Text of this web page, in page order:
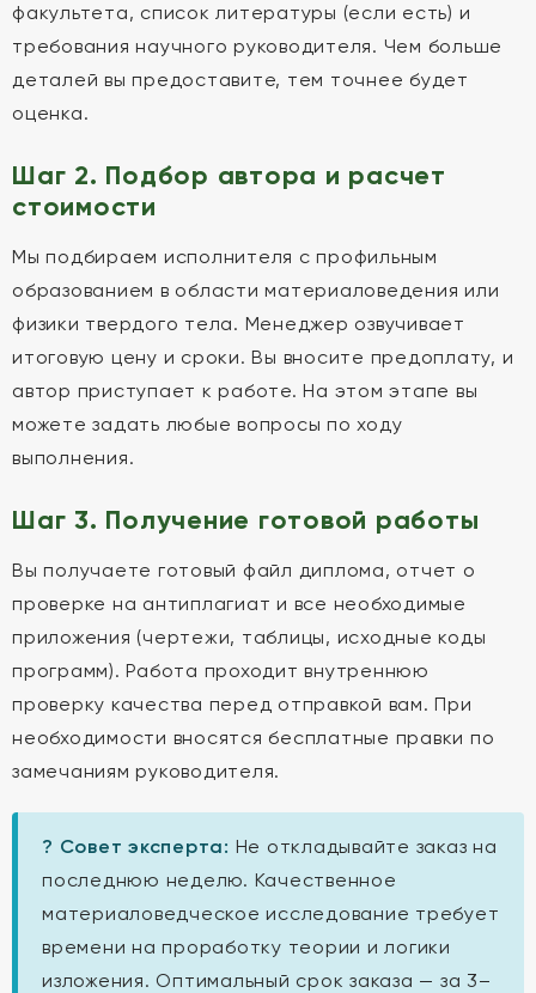
факультета, список литературы (если есть) и
требования научного руководителя. Чем больше
деталей вы предоставите, тем точнее будет
оценка.
Шаг 2. Подбор автора и расчет
стоимости
Мы подбираем исполнителя с профильным
образованием в области материаловедения или
физики твердого тела. Менеджер озвучивает
итоговую цену и сроки. Вы вносите предоплату, и
автор приступает к работе. На этом этапе вы
можете задать любые вопросы по ходу
выполнения.
Шаг 3. Получение готовой работы
Вы получаете готовый файл диплома, отчет о
проверке на антиплагиат и все необходимые
приложения (чертежи, таблицы, исходные коды
программ). Работа проходит внутреннюю
проверку качества перед отправкой вам. При
необходимости вносятся бесплатные правки по
замечаниям руководителя.
? Совет эксперта: Не откладывайте заказ на
последнюю неделю. Качественное
материаловедческое исследование требует
времени на проработку теории и логики
изложения. Оптимальный срок заказа — за 3–